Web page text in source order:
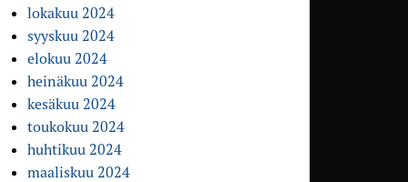
lokakuu 2024
syyskuu 2024
elokuu 2024
heinäkuu 2024
kesäkuu 2024
toukokuu 2024
huhtikuu 2024
maaliskuu 2024